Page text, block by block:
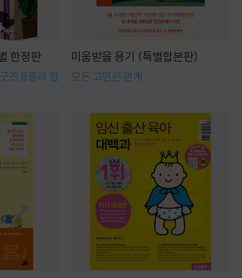
한정판
즈 6종과 함
미움받을 용기 (특별합본판)
모든 고민은 관계